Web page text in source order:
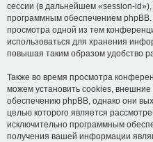
сессии (в дальнейшем «session-
программным обеспечением phpBB.
просмотра одной из тем
использоваться для хранения
повышая таким образом удобство
Также во время просмотра
можем установить cookies,
обеспечению phpBB, однако они
целью которого является
исключительно программным
получения вашей информации